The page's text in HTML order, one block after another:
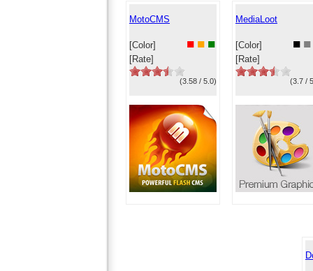
MotoCMS
[Color] ■ ■ ■
[Rate]
(3.58 / 5.0)
MediaLoot
[Color] ■ ■
[Rate]
(3.7 /